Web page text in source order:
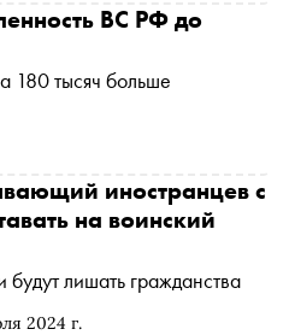
ВС РФ до
180 тысяч больше
2024 г.
иностранцев с
на воинский
будут лишать гражданства